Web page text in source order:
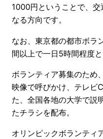
1000円ということで、
なる方向です。
なお、東京都の都市ボラ
間以上で一日5時間程度と
ボランティア募集のため
映像で呼びかけ、テレビ
た、全国各地の大学で説
たチラシを配布。
オリンピックボランティ